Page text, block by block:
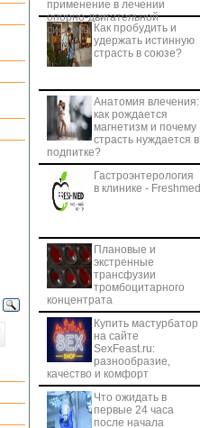
применение в лечении
опорно-двигательной
системы Как пробудить и
удержать истинную
страсть в союзе?
Анатомия влечения:
как рождается
магнетизм и почему
страсть нуждается в
подпитке?
Гастроэнтерология
в клинике - Freshmed
Плановые и
экстренные
трансфузии
тромбоцитарного
концентрата
Купить мастурбатор
на сайте
SexFeast.ru:
разнообразие,
качество и комфорт
Что ожидать в
первые 24 часа
после начала